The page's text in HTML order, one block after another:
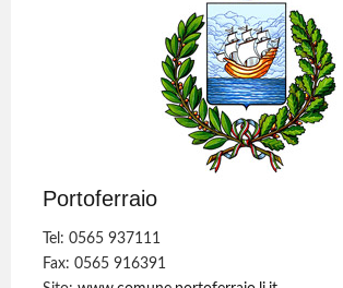
Portoferraio
Tel: 0565 937111
Fax: 0565 916391